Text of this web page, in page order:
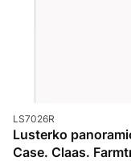
Kod produktu
LS7026R
Lusterko
Case. Claas.